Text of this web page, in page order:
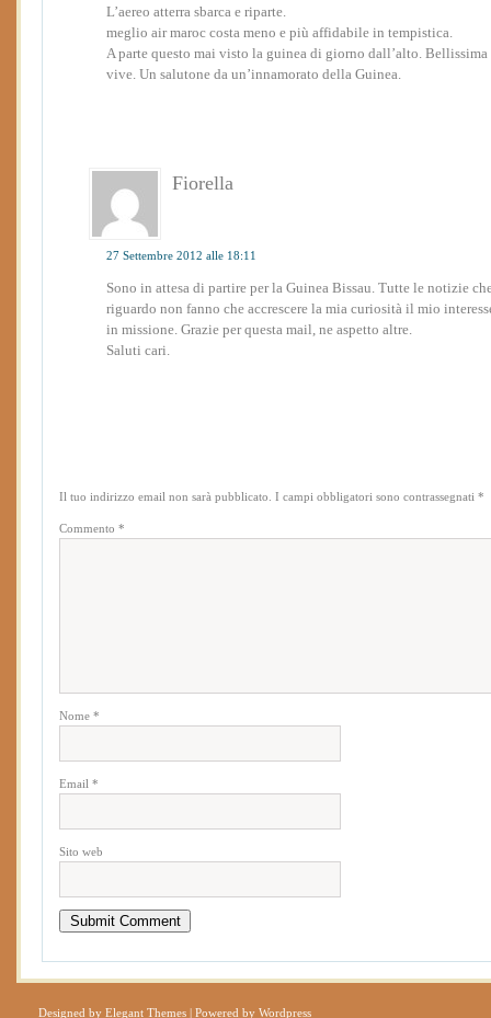
L’aereo atterra sbarca e riparte.
meglio air maroc costa meno e più affidabile in tempistica.
A parte questo mai visto la guinea di giorno dall’alto. Bellissima
vive. Un salutone da un’innamorato della Guinea.
Fiorella
27 Settembre 2012 alle 18:11
Sono in attesa di partire per la Guinea Bissau. Tutte le notizie
riguardo non fanno che accrescere la mia curiosità il mio
in missione. Grazie per questa mail, ne aspetto altre.
Saluti cari.
Il tuo indirizzo email non sarà pubblicato. I campi obbligatori sono contrassegnati *
Commento *
Nome *
Email *
Sito web
Designed by Elegant Themes | Powered by Wordpress